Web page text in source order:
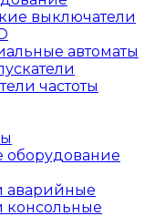
выключатели
автоматы
частоты
оборудование
аварийные
консольные